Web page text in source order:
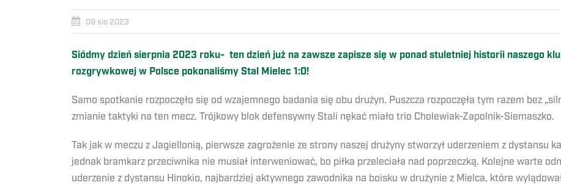
09 sie 2023
Siódmy dzień sierpnia 2023 roku- ten dzień już na zawsze zapisze się w ponad stuletniej historii naszego
rozgrywkowej w Polsce pokonaliśmy Stal Mielec 1:0!
Samo spotkanie rozpoczęło się od wzajemnego badania się obu drużyn. Puszcza rozpoczęła tym razem bez
zmianie taktyki na ten mecz. Trójkowy blok defensywny Stali nękać miało trio Cholewiak-Zapolnik-Siemaszko.
Tak jak w meczu z Jagiellonią, pierwsze zagrożenie ze strony naszej drużyny stworzył uderzeniem z dystansu
jednak bramkarz przeciwnika nie musiał interweniować, bo piłka przeleciała nad poprzeczką. Kolejne warte
uderzenie z dystansu Hinokio, najbardziej aktywnego zawodnika na boisku w drużynie z Mielca, które